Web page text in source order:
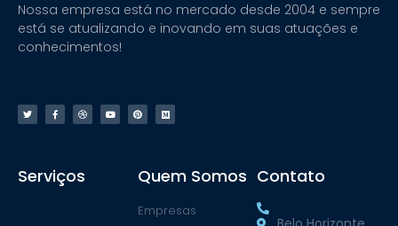
Nossa empresa está no mercado desde 2004 e sempre
está se atualizando e inovando em suas atuações e
conhecimentos!
Serviços Quem Somos
Empresas
Contato